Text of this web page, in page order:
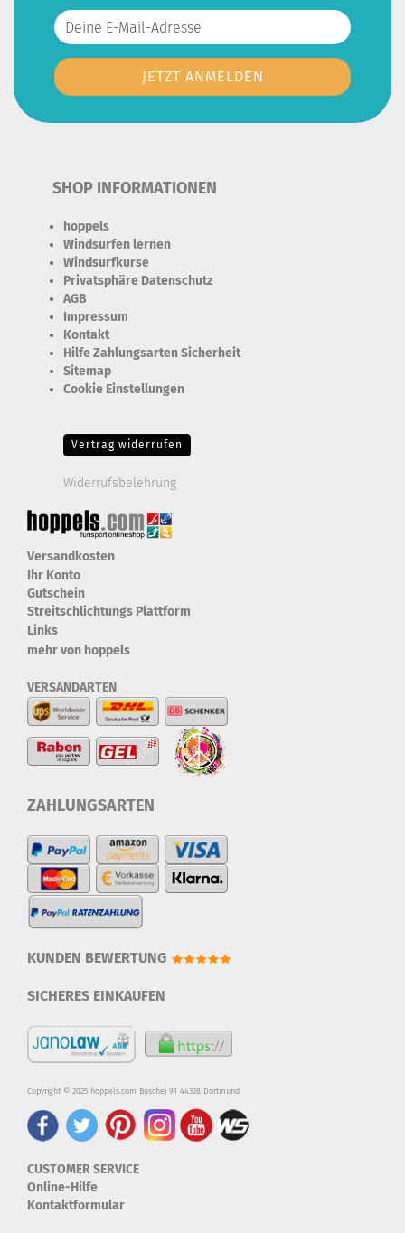
SHOP INFORMATIONEN
hoppels
Windsurfen lernen
Windsurfkurse
Privatsphäre Datenschutz
AGB
Impressum
Kontakt
Hilfe Zahlungsarten Sicherheit
Sitemap
Cookie Einstellungen
Vertrag widerrufen
Widerrufsbelehrung
Versandkosten
Ihr Konto
Gutschein
Streitschlichtungs Plattform
Links
mehr von hoppels
VERSANDARTEN
ZAHLUNGSARTEN
KUNDEN BEWERTUNG
SICHERES EINKAUFEN
Copyright © 2025 hoppels.com Buschei 91 44328 Dortmund
CUSTOMER SERVICE
Online-Hilfe
Kontaktformular